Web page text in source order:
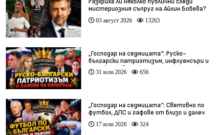
Разкриха ли няколко публични следи
мистериозния съпруг на Айлин Бобева?
03 август 2026 13263
„Господар на седмицата“: Руско-
български патриотизъм, инфлуенсъри и
тарикати (видео)
31 юли 2026 656
„Господар на седмицата“: Световно по
футбол, ДПС и гафове от близо и далеч
17 юли 2026 324